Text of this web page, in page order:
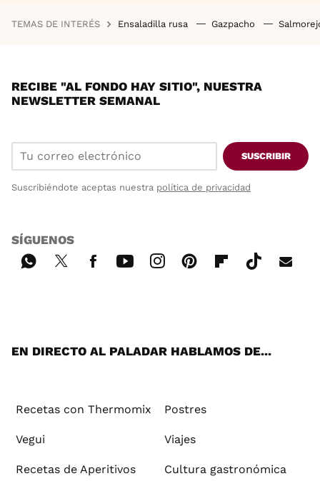
TEMAS DE INTERÉS Ensaladilla rusa Gazpacho
RECIBE "AL FONDO HAY SITIO", NUESTRA
NEWSLETTER SEMANAL
SUSCRIBIR
Suscribiéndote aceptas nuestra política de privacidad
SÍGUENOS
EN DIRECTO AL PALADAR HABLAMOS DE...
Recetas con Thermomix Postres
Vegui Viajes
Recetas de Aperitivos Cultura gastronómica